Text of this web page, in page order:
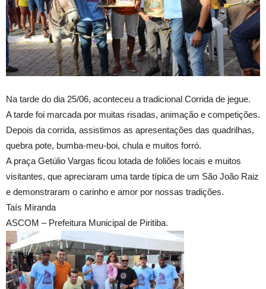
Na tarde do dia 25/06, aconteceu a tradicional Corrida de jegue.
A tarde foi marcada por muitas risadas, animação e competições.
Depois da corrida, assistimos as apresentações das quadrilhas,
quebra pote, bumba-meu-boi, chula e muitos forró.
A praça Getúlio Vargas ficou lotada de foliões locais e muitos
visitantes, que apreciaram uma tarde típica de um São João Raiz
e demonstraram o carinho e amor por nossas tradições.
Taís Miranda
ASCOM – Prefeitura Municipal de Piritiba.